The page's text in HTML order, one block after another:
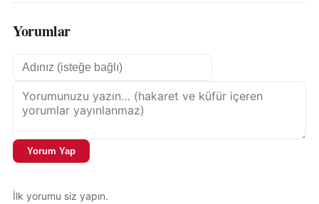
Yorumlar
Yorum Yap
İlk yorumu siz yapın.